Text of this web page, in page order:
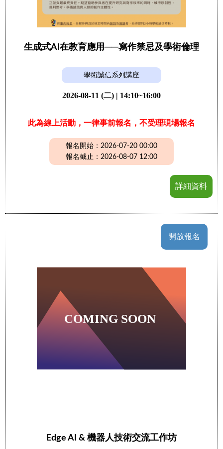
生成式AI在教育應用──寫作禁忌及學術倫理
學術誠信系列講座
2026-08-11 (二) | 14:10~16:00
此為線上活動，一律事前報名，不受理現場報名
報名開始：2026-07-20 00:00
報名截止：2026-08-07 12:00
詳細資料
開放報名
Edge AI & 機器人技術交流工作坊